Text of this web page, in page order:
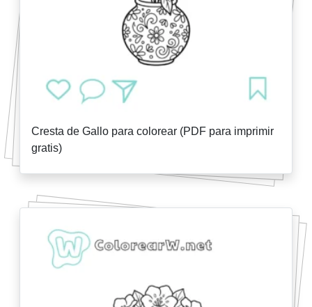
Cresta de Gallo para colorear (PDF para imprimir
gratis)